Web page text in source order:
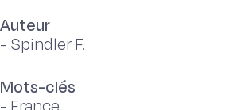
Auteur
- Spindler F.
Mots-clés